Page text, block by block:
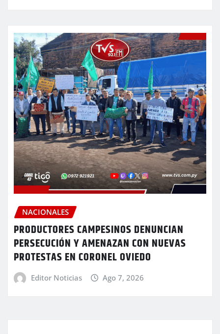
NACIONALES
PRODUCTORES CAMPESINOS DENUNCIAN
PERSECUCIÓN Y AMENAZAN CON NUEVAS
PROTESTAS EN CORONEL OVIEDO
Editor Noticias Ago 7, 2026